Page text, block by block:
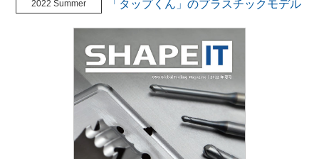
2022 Summer 「タップくん」のプラスチックモデル